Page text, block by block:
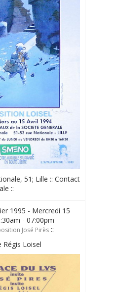
51; Lille :: Contact
::
1995 - Mercredi 15
- 07:00pm
José Pirès ::
Régis Loisel